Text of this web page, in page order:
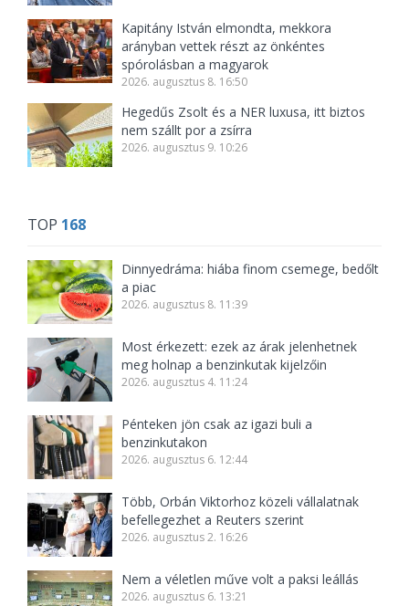
Kapitány István elmondta, mekkora
arányban vettek részt az önkéntes
spórolásban a magyarok
2026. augusztus 8. 16:50
Hegedűs Zsolt és a NER luxusa, itt biztos
nem szállt por a zsírra
2026. augusztus 9. 10:26
TOP 168
Dinnyedráma: hiába finom csemege, bedőlt
a piac
2026. augusztus 8. 11:39
Most érkezett: ezek az árak jelenhetnek
meg holnap a benzinkutak kijelzőin
2026. augusztus 4. 11:24
Pénteken jön csak az igazi buli a
benzinkutakon
2026. augusztus 6. 12:44
Több, Orbán Viktorhoz közeli vállalatnak
befellegezhet a Reuters szerint
2026. augusztus 2. 16:26
Nem a véletlen műve volt a paksi leállás
2026. augusztus 6. 13:21